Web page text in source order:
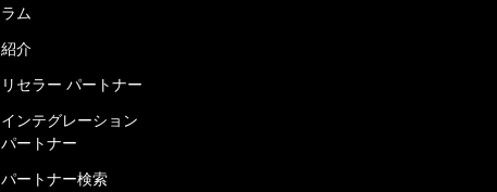
ラム
紹介
リセラー パートナー
インテグレーション
パートナー
パートナー検索